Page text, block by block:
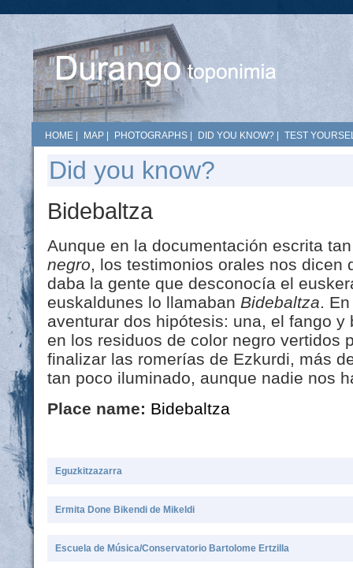
HOME MAP PHOTOGRAPHS DID YOU KNOW? TEST
Did you know?
Bidebaltza
Aunque en la documentación escrita
negro, los testimonios orales nos dicen
daba la gente que desconocía el
euskaldunes lo llamaban Bidebaltza.
aventurar dos hipótesis: una, el fango
en los residuos de color negro vertidos
finalizar las romerías de Ezkurdi, más
tan poco iluminado, aunque nadie nos
Place name: Bidebaltza
Eguzkitzazarra
Ermita Done Bikendi de Mikeldi
Escuela de Música/Conservatorio Bartolome Ertzilla